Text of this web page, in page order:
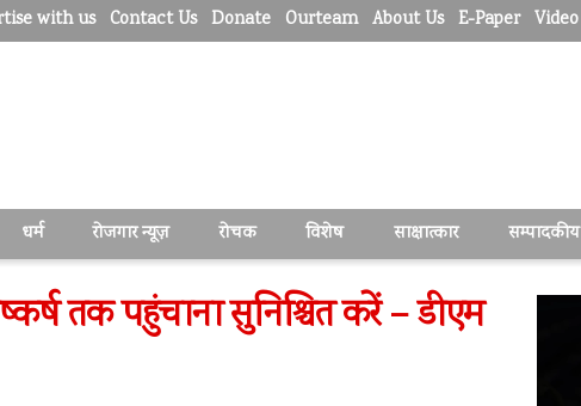
with us Contact Us Donate Ourteam About Us E-Paper Video
धर्म रोजगार न्यूज़ रोचक विशेष साक्षात्कार सम्पादकीय
तक पहुंचाना सुनिश्चित करें – डीएम